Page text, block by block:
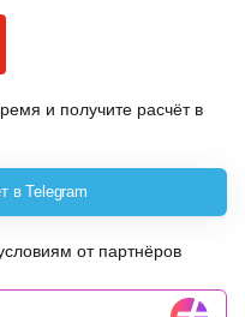
и получите расчёт в
в Telegram
от партнёров